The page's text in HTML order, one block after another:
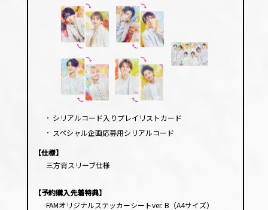
･ シリアルコード入りプレイリストカード
･ スペシャル企画応募用シリアルコード
【仕様】
三方背スリーブ仕様
【予約購入先着特典】
FAMオリジナルステッカーシートver. B（A4サイズ）